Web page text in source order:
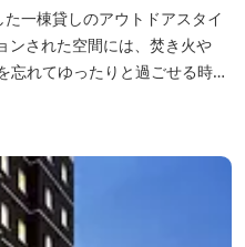
一棟貸しのアウトドアスタイ
ンされた空間には、焚き火や
忘れてゆったりと過ごせる時間
愛犬と一緒に自然を満喫でき
） チェックアウト 9：00